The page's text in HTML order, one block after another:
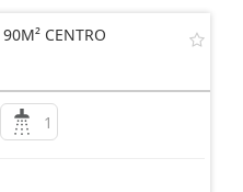
CENTRO
1